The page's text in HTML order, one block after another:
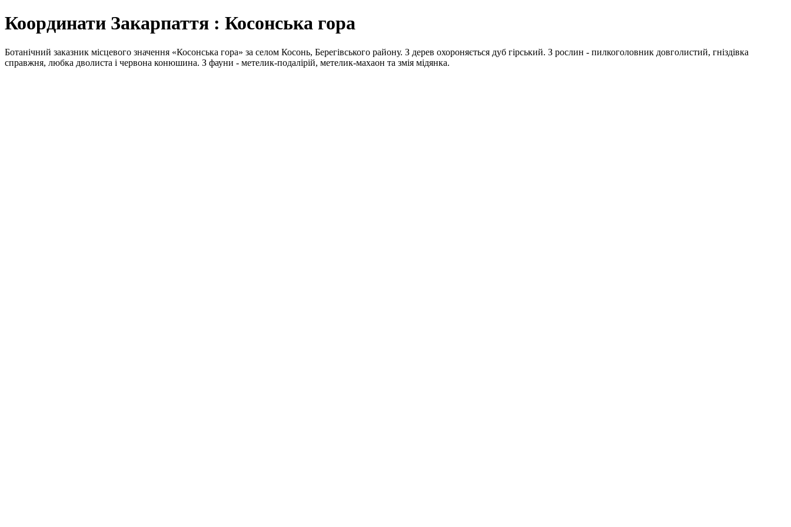
Координати Закарпаття : Косонська гора
Ботанічний заказник місцевого значення «Косонська гора» за селом Косонь, Берегівського району. З дерев охороняється дуб гірський. З рослин - пилкоголовник довголистий, гніздівка
справжня, любка дволиста і червона конюшина. З фауни - метелик-подалірій, метелик-махаон та змія мідянка.